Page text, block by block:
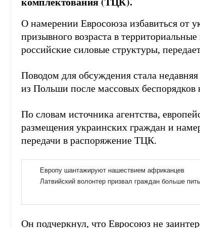
О намерении Евросоюза избавиться от
призывного возраста в
российские силовые структуры,
Поводом для обсуждения стала
из Польши после массовых беспорядков
По словам источника агентства,
размещения украинских граждан и
передачи в распоряжение ТЦК.
Он подчеркнул, что Евросоюз не